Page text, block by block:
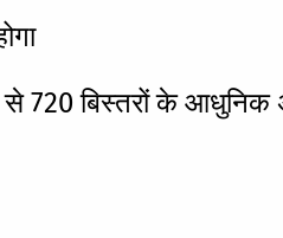
720 बिस्तरों के आधुनिक